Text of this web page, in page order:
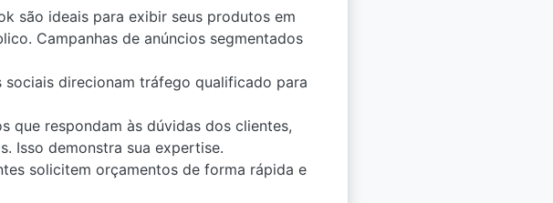
são ideais para exibir seus produtos em
Campanhas de anúncios segmentados
sociais direcionam tráfego qualificado para
que respondam às dúvidas dos clientes,
Isso demonstra sua expertise.
solicitem orçamentos de forma rápida e